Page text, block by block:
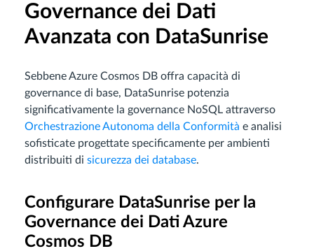
Governance dei Dati
Avanzata con DataSunrise
Sebbene Azure Cosmos DB offra capacità di
governance di base, DataSunrise potenzia
significativamente la governance NoSQL attraverso
Orchestrazione Autonoma della Conformità e analisi
sofisticate progettate specificamente per ambienti
distribuiti di sicurezza dei database.
Configurare DataSunrise per la
Governance dei Dati Azure
Cosmos DB